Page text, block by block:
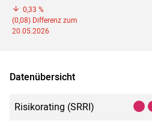
0,33 %
(0,08) Differenz zum
20.05.2026
Datenübersicht
Risikorating (SRRI)